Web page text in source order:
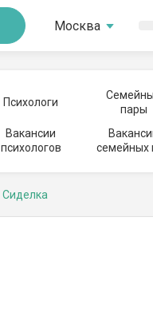
Москва
Психологи
пары
Вакансии
психологов
семейных
Сиделка